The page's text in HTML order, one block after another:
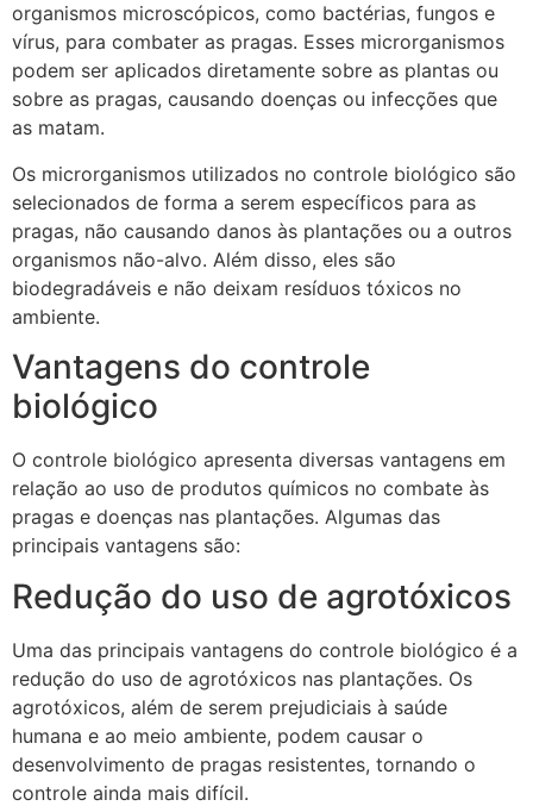
organismos microscópicos, como bactérias, fungos e
vírus, para combater as pragas. Esses microrganismos
podem ser aplicados diretamente sobre as plantas ou
sobre as pragas, causando doenças ou infecções que
as matam.
Os microrganismos utilizados no controle biológico são
selecionados de forma a serem específicos para as
pragas, não causando danos às plantações ou a outros
organismos não-alvo. Além disso, eles são
biodegradáveis e não deixam resíduos tóxicos no
ambiente.
Vantagens do controle
biológico
O controle biológico apresenta diversas vantagens em
relação ao uso de produtos químicos no combate às
pragas e doenças nas plantações. Algumas das
principais vantagens são:
Redução do uso de agrotóxicos
Uma das principais vantagens do controle biológico é a
redução do uso de agrotóxicos nas plantações. Os
agrotóxicos, além de serem prejudiciais à saúde
humana e ao meio ambiente, podem causar o
desenvolvimento de pragas resistentes, tornando o
controle ainda mais difícil.